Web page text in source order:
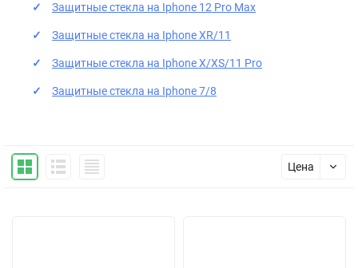
Защитные стекла на Iphone 12 Pro Max
Защитные стекла на Iphone XR/11
Защитные стекла на Iphone X/XS/11 Pro
Защитные стекла на Iphone 7/8
Цена